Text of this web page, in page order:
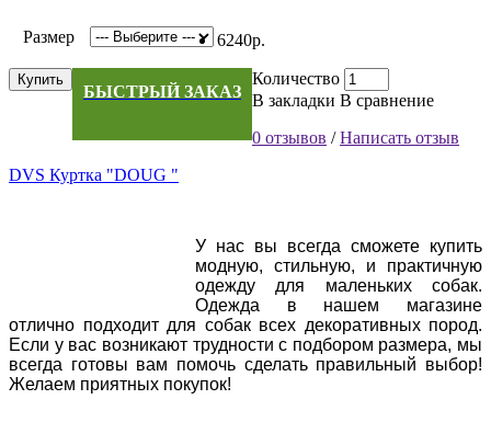
Размер 6240р.
Количество
Купить
БЫСТРЫЙ ЗАКАЗ В закладки В сравнение
0 отзывов /Написать отзыв
DVS Куртка "DOUG "
У нас вы всегда сможете купить
модную, стильную, и практичную
одежду для маленьких собак.
Одежда в нашем магазине
отлично подходит для собак всех декоративных пород.
Если у вас возникают трудности с подбором размера, мы
всегда готовы вам помочь сделать правильный выбор!
Желаем приятных покупок!